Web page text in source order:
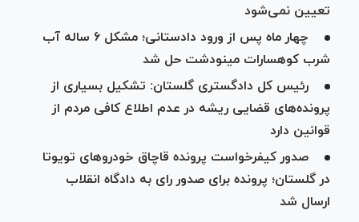
تعیین نمی‌شود
چهار ماه پس از ورود دادستانی؛ مشکل ۶ ساله آب
شرب کوهسارات مینودشت حل شد
رئیس کل دادگستری گلستان: تشکیل بسیاری از
پرونده‌های قضایی ریشه در عدم اطلاع کافی مردم از
قوانین دارد
صدور کیفرخواست پرونده قاچاق خودرو‌های تویوتا
در گلستان؛ پرونده برای صدور رای به دادگاه انقلاب
ارسال شد